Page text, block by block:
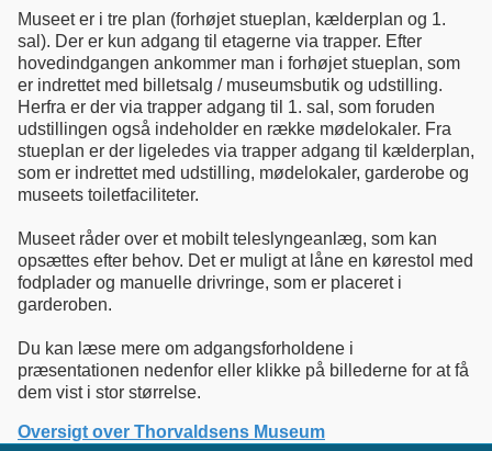
Museet er i tre plan (forhøjet stueplan, kælderplan og 1.
sal). Der er kun adgang til etagerne via trapper. Efter
hovedindgangen ankommer man i forhøjet stueplan, som
er indrettet med billetsalg / museumsbutik og udstilling.
Herfra er der via trapper adgang til 1. sal, som foruden
udstillingen også indeholder en række mødelokaler. Fra
stueplan er der ligeledes via trapper adgang til kælderplan,
som er indrettet med udstilling, mødelokaler, garderobe og
museets toiletfaciliteter.
Museet råder over et mobilt teleslyngeanlæg, som kan
opsættes efter behov. Det er muligt at låne en kørestol med
fodplader og manuelle drivringe, som er placeret i
garderoben.
Du kan læse mere om adgangsforholdene i
præsentationen nedenfor eller klikke på billederne for at få
Oversigt over Thorvaldsens Museum